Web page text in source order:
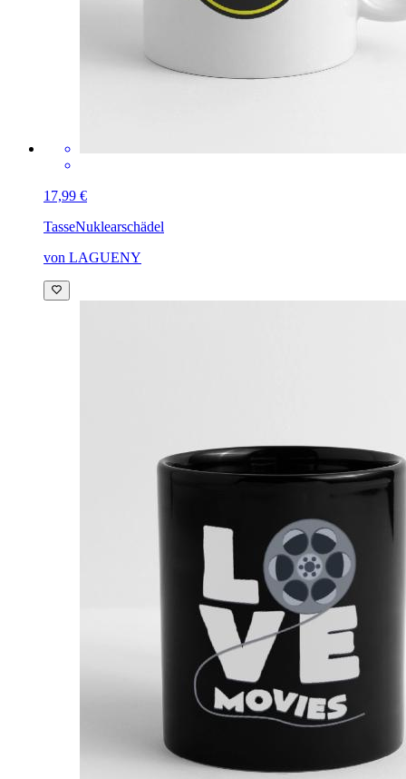
17,99 €
TasseNuklearschädel
von LAGUENY